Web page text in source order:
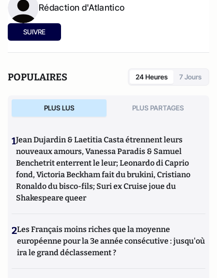
Rédaction d'Atlantico
SUIVRE
POPULAIRES 24 Heures 7 Jours
PLUS LUS PLUS PARTAGES
1Jean Dujardin & Laetitia Casta étrennent leurs
nouveaux amours, Vanessa Paradis & Samuel
Benchetrit enterrent le leur; Leonardo di Caprio
fond, Victoria Beckham fait du brukini, Cristiano
Ronaldo du bisco-fils; Suri ex Cruise joue du
Shakespeare queer
2Les Français moins riches que la moyenne
européenne pour la 3e année consécutive : jusqu'où
ira le grand déclassement ?